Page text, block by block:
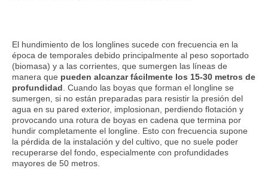
El hundimiento de los longlines sucede con frecuencia en la
época de temporales debido principalmente al peso soportado
(biomasa) y a las corrientes, que sumergen las líneas de
manera que pueden alcanzar fácilmente los 15-30 metros de
profundidad. Cuando las boyas que forman el longline se
sumergen, si no están preparadas para resistir la presión del
agua en su pared exterior, implosionan, perdiendo flotación y
provocando una rotura de boyas en cadena que termina por
hundir completamente el longline. Esto con frecuencia supone
la pérdida de la instalación y del cultivo, que no suele poder
recuperarse del fondo, especialmente con profundidades
mayores de 50 metros.